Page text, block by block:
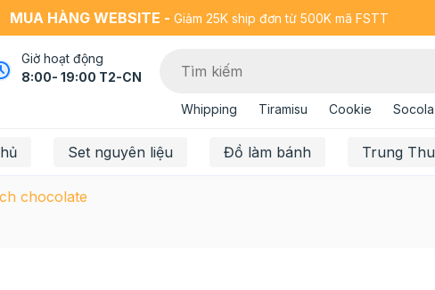
MUA HÀNG WEBSITE - Giảm 25K ship đơn từ 500K mã FSTT
Giờ hoạt động
8:00- 19:00 T2-CN
Whipping Tiramisu Cookie Socola
Set nguyên liệu Đồ làm bánh Trung Thu
chocolate